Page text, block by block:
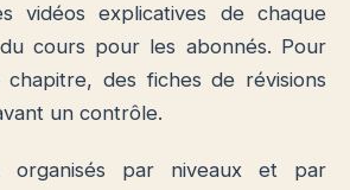
vidéos explicatives de chaque
cours pour les abonnés. Pour
chapitre, des fiches de révisions
un contrôle.
organisés par niveaux et par